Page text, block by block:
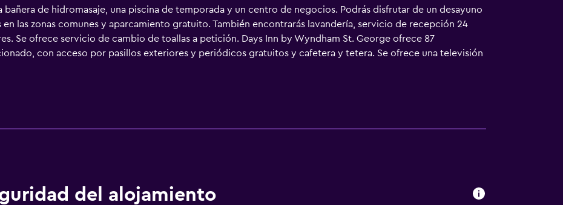
bañera de hidromasaje, una piscina de temporada y un centro de negocios. Podrás disfrutar de un desayuno
las zonas comunes y aparcamiento gratuito. También encontrarás lavandería, servicio de recepción 24
Se ofrece servicio de cambio de toallas a petición. Days Inn by Wyndham St. George ofrece 87
con acceso por pasillos exteriores y periódicos gratuitos y cafetera y tetera. Se ofrece una televisión
por satélite de suscripción. Se ofrece frigorífico y microondas. Los baños están equipados con bañera y
St. George ofrece acceso a Internet wifi gratis con una velocidad de 250 Mbps o más (de 3 a 5 personas, o
del alojamiento